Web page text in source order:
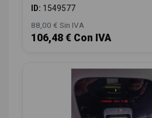
ID: 1549577
88,00 € Sin IVA
106,48 € Con IVA